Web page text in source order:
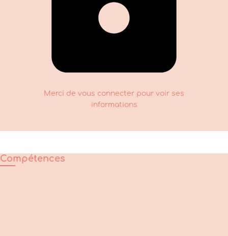
Merci de vous connecter pour voir ses
informations
Compétences